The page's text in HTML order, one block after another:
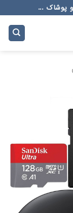
پوشاک ...